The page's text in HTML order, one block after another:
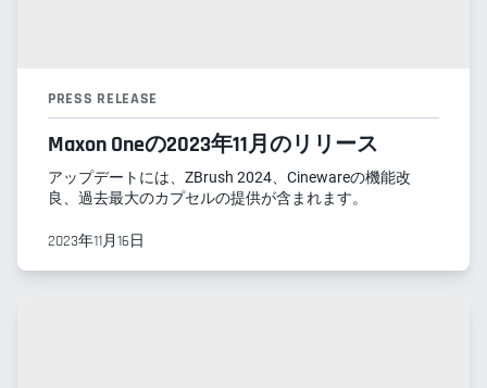
PRESS RELEASE
Maxon Oneの2023年11月のリリース
アップデートには、ZBrush 2024、Cinewareの機能改
良、過去最大のカプセルの提供が含まれます。
2023年11月16日